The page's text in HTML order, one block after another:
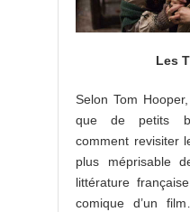
Les
Selon Tom
que de petits
comment revisiter
plus méprisable
littérature
comique d’un